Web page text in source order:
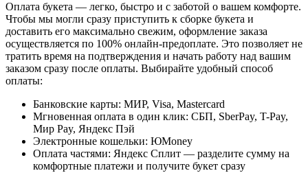
Оплата букета — легко, быстро и с заботой о вашем комфорте.
Чтобы мы могли сразу приступить к сборке букета и
доставить его максимально свежим, оформление заказа
осуществляется по 100% онлайн-предоплате. Это позволяет не
тратить время на подтверждения и начать работу над вашим
заказом сразу после оплаты. Выбирайте удобный способ
оплаты:
Банковские карты: МИР, Visa, Mastercard
Мгновенная оплата в один клик: СБП, SberPay, T-Pay,
Мир Pay, Яндекс Пэй
Электронные кошельки: ЮMoney
Оплата частями: Яндекс Сплит — разделите сумму на
комфортные платежи и получите букет сразу